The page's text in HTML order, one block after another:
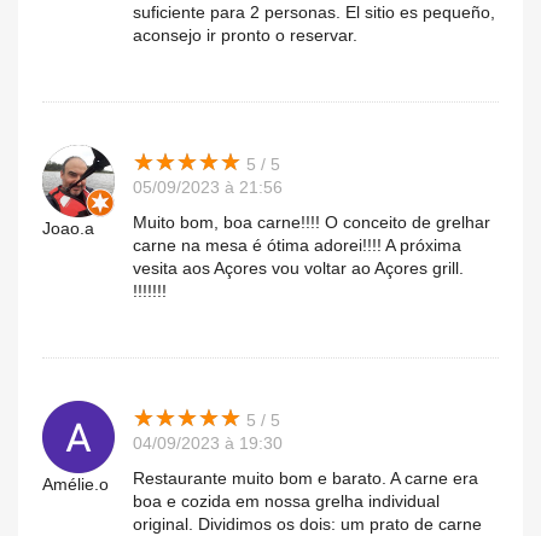
suficiente para 2 personas. El sitio es pequeño,
aconsejo ir pronto o reservar.
Joao.a
★★★★★
★★★★★ 5 / 5
05/09/2023 à 21:56
Muito bom, boa carne!!!! O conceito de grelhar
carne na mesa é ótima adorei!!!! A próxima
vesita aos Açores vou voltar ao Açores grill.
!!!!!!!
Amélie.o
★★★★★
★★★★★ 5 / 5
04/09/2023 à 19:30
Restaurante muito bom e barato. A carne era
boa e cozida em nossa grelha individual
original. Dividimos os dois: um prato de carne